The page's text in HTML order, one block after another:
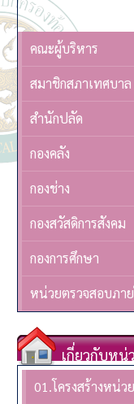
คณะผู้บริหาร
สมาชิกสภาเทศบาล
สำนักปลัด
กองคลัง
กองช่าง
กองสวัสดิการสังคม
กองการศึกษา
หน่วยตรวจสอบภา
เกี่ยวกับหน่
01.โครงสร้างหน่ว